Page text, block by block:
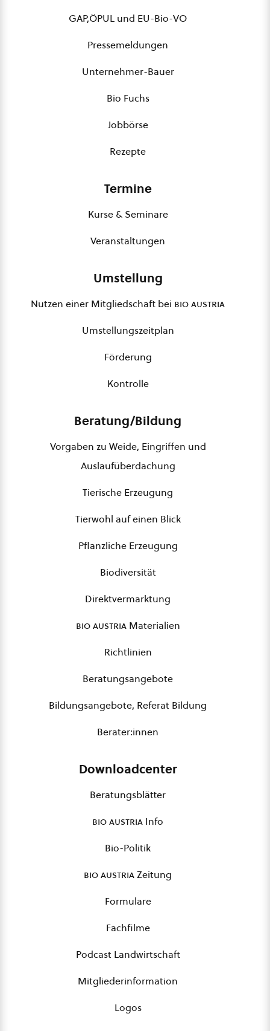
GAP,ÖPUL und EU-Bio-VO
Pressemeldungen
Unternehmer-Bauer
Bio Fuchs
Jobbörse
Rezepte
Termine
Kurse & Seminare
Veranstaltungen
Umstellung
Nutzen einer Mitgliedschaft bei bio austria
Umstellungszeitplan
Förderung
Kontrolle
Beratung/Bildung
Vorgaben zu Weide, Eingriffen und
Auslaufüberdachung
Tierische Erzeugung
Tierwohl auf einen Blick
Pflanzliche Erzeugung
Biodiversität
Direktvermarktung
bio austriaMaterialien
Richtlinien
Beratungsangebote
Bildungsangebote, Referat Bildung
Berater:innen
Downloadcenter
Beratungsblätter
bio austria Info
Bio-Politik
bio austriaZeitung
Formulare
Fachfilme
Podcast Landwirtschaft
Mitgliederinformation
Logos